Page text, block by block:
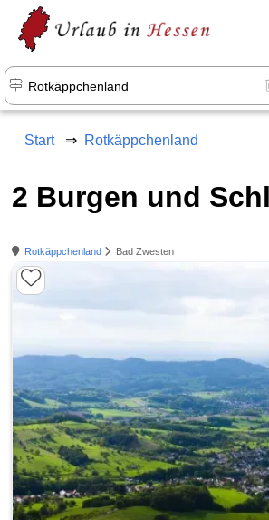
Start Rotkäppchenland
2 Burgen und
Rotkäppchenland Bad Zwesten